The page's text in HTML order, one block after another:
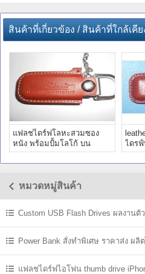
สินค้าที่เกี่ยวข้อง / สินค้าที่ใกล้เคีย
แฟลชไดร์ฟโลหะสวมซอง
หนัง พร้อมปั้มโลโก้ บน
thumb drive - สินค้าขายดี
ไดร
แฟล
หมวดหมู่สินค้า
Custom USB Flash Drives ผลงานตั
Power Bank สั่งทำพิเศษ ราคาส่ง ผ
แฟลชไดร์ฟไอโฟน thumb drive